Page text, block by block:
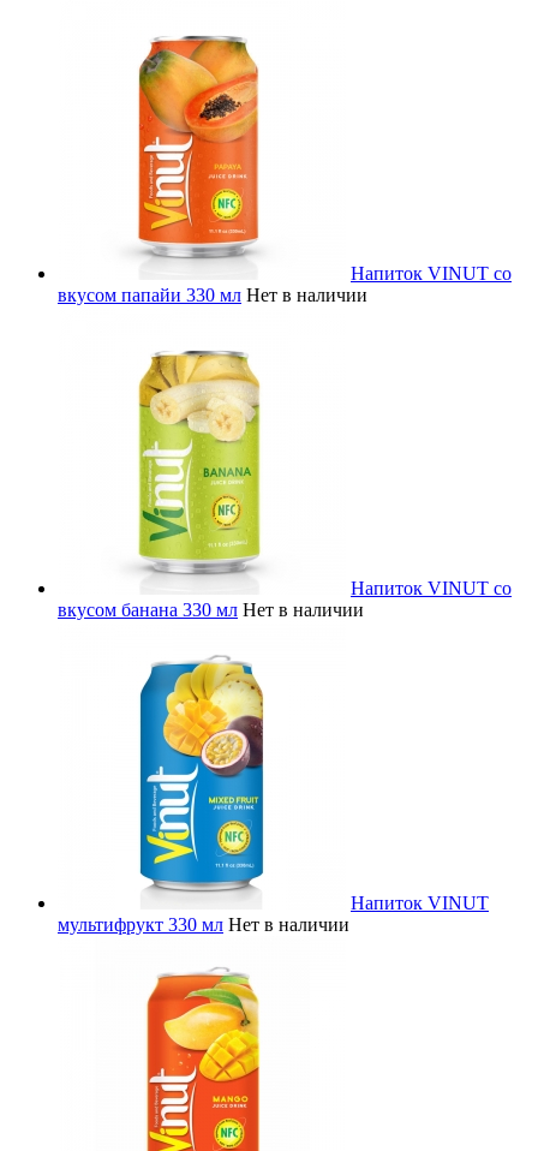
Напиток VINUT со
вкусом папайи 330 мл Нет в наличии
Напиток VINUT со
вкусом банана 330 мл Нет в наличии
Напиток VINUT
мультифрукт 330 мл Нет в наличии